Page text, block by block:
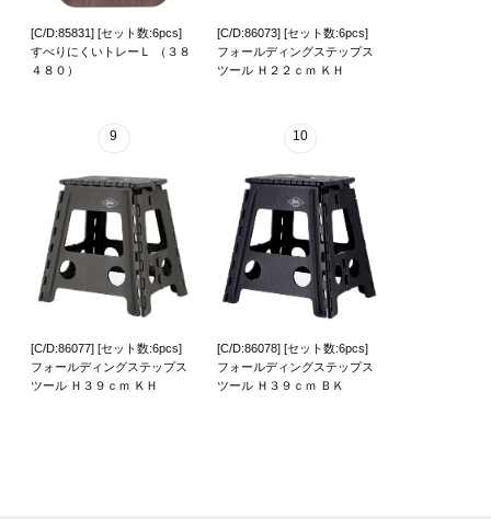
[C/D:85831] [セット数:6pcs]
すべりにくいトレーＬ （３８
４８０）
[C/D:86073] [セット数:6pcs]
フォールディングステップス
ツール Ｈ２２ｃｍ ＫＨ
9
[C/D:86077] [セット数:6pcs]
フォールディングステップス
ツール Ｈ３９ｃｍ ＫＨ
10
[C/D:86078] [セット数:6pcs]
フォールディングステップス
ツール Ｈ３９ｃｍ ＢＫ